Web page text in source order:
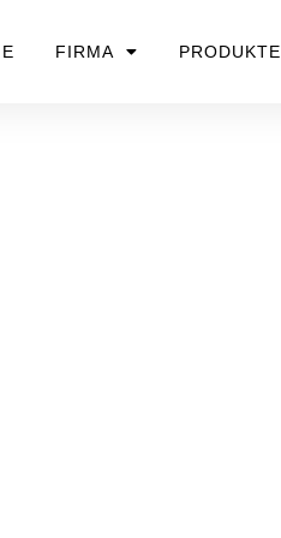
FIRMA PRODUKTE